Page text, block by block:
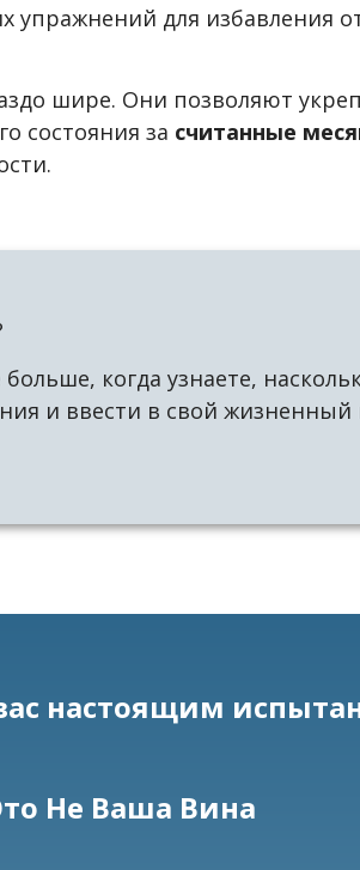
упражнений для избавления
шире. Они позволяют
состояния за считанные
когда узнаете,
и ввести в свой жизненный
настоящим
Не Ваша Вина